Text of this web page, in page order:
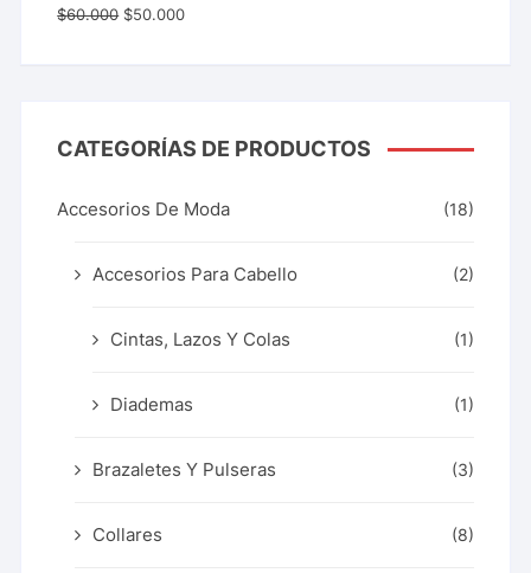
Valorado
con 5.00
$60.000 $50.000
CATEGORÍAS DE PRODUCTOS
Accesorios De Moda (18)
Accesorios Para Cabello (2)
Cintas, Lazos Y Colas (1)
Diademas (1)
Brazaletes Y Pulseras (3)
Collares (8)